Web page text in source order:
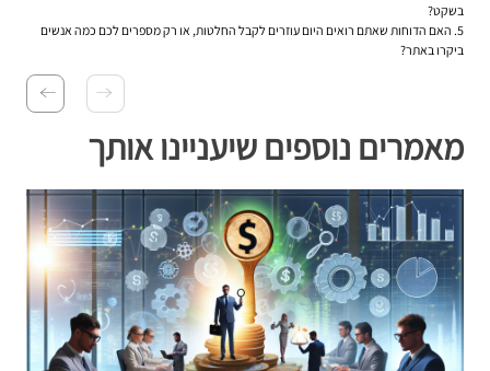
בשקט?
5. האם הדוחות שאתם רואים היום עוזרים לקבל החלטות, או רק מספרים לכם כמה אנשים
ביקרו באתר?
מאמרים נוספים שיעניינו אותך